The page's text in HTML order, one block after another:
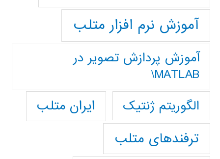
آموزش نرم افزار متلب
آموزش پردازش تصوير در
MATLAB\
الگوریتم ژنتیک
ایران متلب
ترفندهای متلب